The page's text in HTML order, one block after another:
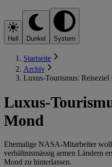
Hell Dunkel System
Startseite
Archiv
Luxus-Tourismus: Reiseziel
Luxus-
Mond
Ehemalige NASA-Mitarbeiter
verhältnismässig armen Ländern
Mond zu hinterlassen.